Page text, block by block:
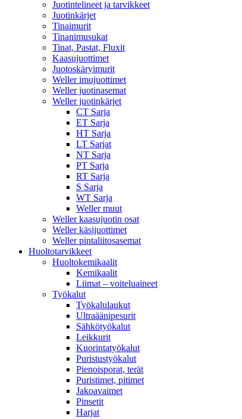
Juotintelineet ja tarvikkeet
Juotinkärjet
Tinaimurit
Tinanimusukat
Tinat, Pastat, Fluxit
Kaasujuottimet
Juotoskäryimurit
Weller imujuottimet
Weller juotinasemat
Weller juotinkärjet
CT Sarja
ET Sarja
HT Sarja
LT Sarjat
NT Sarja
PT Sarja
RT Sarja
S Sarja
WT Sarja
Weller muut
Weller kaasujuotin osat
Weller käsijuottimet
Weller pintaliitosasemat
Huoltotarvikkeet
Huoltokemikaalit
Kemikaalit
Liimat – voiteluaineet
Työkalut
Työkalulaukut
Ultraäänipesurit
Sähkötyökalut
Leikkurit
Kuorintatyökalut
Puristustyökalut
Pienoisporat, terät
Puristimet, pitimet
Jakoavaimet
Pinsetit
Harjat